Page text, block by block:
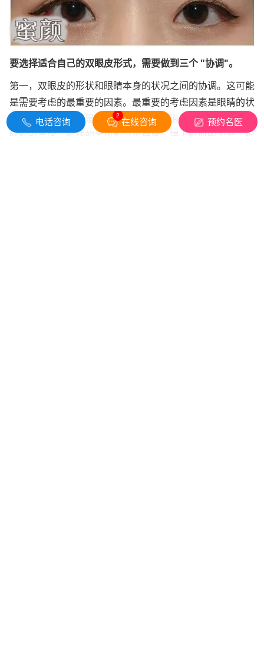
要选择适合自己的双眼皮形式，需要做到三个 "协调"。
第一，双眼皮的形状和眼睛本身的状况之间的协调。这可能
是需要考虑的最重要的因素。最重要的考虑因素是眼睛的状
况，比如是内双还是纯单眼皮，是肿眼泡还是上眼皮凹陷，
眼睑的宽度，眼球的大小和突出程度，提上睑肌的力量，眼
电话咨询
2
在线咨询 预约名医